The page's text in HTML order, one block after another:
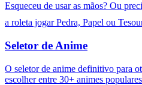
Esqueceu de usar as mãos? Ou
a roleta jogar Pedra, Papel ou
Seletor de Anime
O seletor de anime definitivo para
escolher entre 30+ animes